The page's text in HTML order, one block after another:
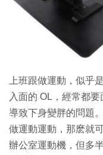
上班跟做運動，似乎
入面的 OL，經常都
導致下身變胖的問題
做運動運動，那麽就
辦公室運動機，但多